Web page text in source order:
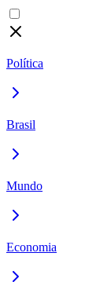
Política
Brasil
Mundo
Economia